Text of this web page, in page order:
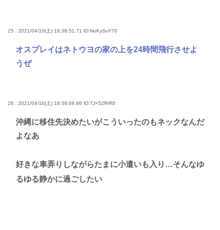
25 : 2021/04/10(土) 18:38:51.71 ID:NoKySvY70
オスプレイはネトウヨの家の上を24時間飛行させよ
うぜ
26 : 2021/04/10(土) 18:39:08.86 ID:TJ+52RrR0
沖縄に移住先決めたいがこういったのもネックなんだ
よなあ
好きな車弄りしながらたまに小遣いも入り…そんなゆ
るゆる静かに過ごしたい